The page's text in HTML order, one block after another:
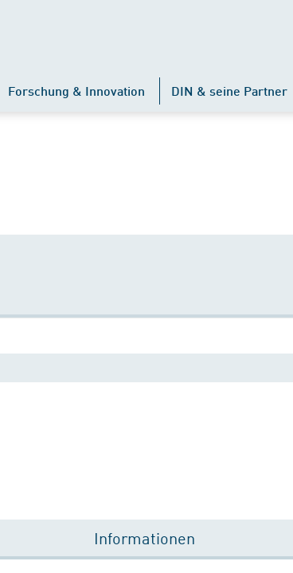
Forschung & Innovation DIN & seine Partner
Informationen